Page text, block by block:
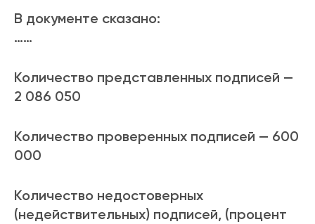
В документе сказано:
……
Количество представленных подписей —
2 086 050
Количество проверенных подписей — 600
000
Количество недостоверных
(недействительных) подписей, (процент